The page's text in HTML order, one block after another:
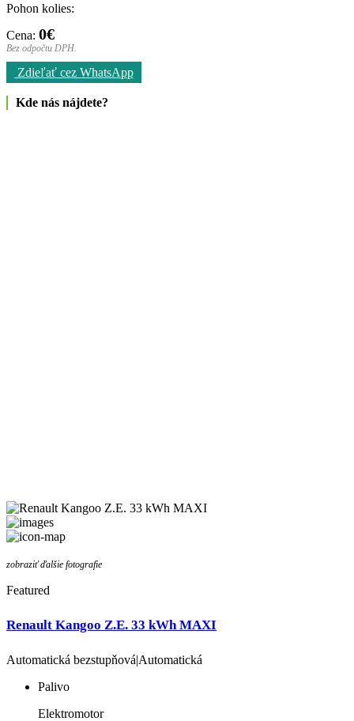
Pohon kolies:
Cena: 0€
Bez odpočtu DPH.
Zdieľať cez WhatsApp
Kde nás nájdete?
zobraziť ďalšie fotografie
Featured
Renault Kangoo Z.E. 33 kWh MAXI
Automatická bezstupňová|Automatická
Palivo
Elektromotor